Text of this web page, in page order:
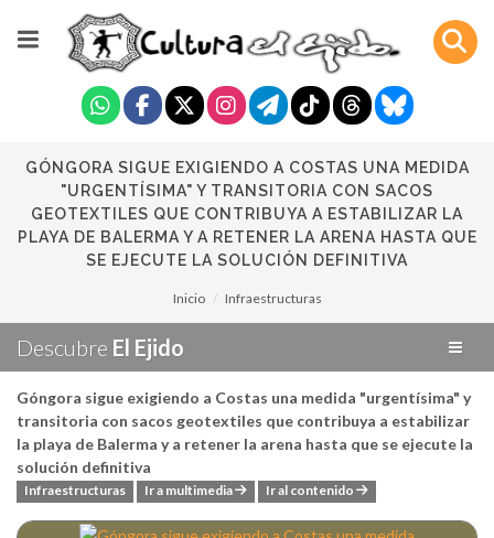
GÓNGORA SIGUE EXIGIENDO A COSTAS UNA MEDIDA
"URGENTÍSIMA" Y TRANSITORIA CON SACOS
GEOTEXTILES QUE CONTRIBUYA A ESTABILIZAR LA
PLAYA DE BALERMA Y A RETENER LA ARENA HASTA QUE
SE EJECUTE LA SOLUCIÓN DEFINITIVA
Inicio Infraestructuras
Descubre El Ejido
Góngora sigue exigiendo a Costas una medida "urgentísima" y
transitoria con sacos geotextiles que contribuya a estabilizar
la playa de Balerma y a retener la arena hasta que se ejecute la
solución definitiva
Infraestructuras Ir a multimedia Ir al contenido